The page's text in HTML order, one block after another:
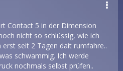
Contact 5 in der Dimension
nicht so schlüssig, wie ich
seit 2 Tagen dait rumfahre..
schwammig. Ich werde
nochmals selbst prüfen..